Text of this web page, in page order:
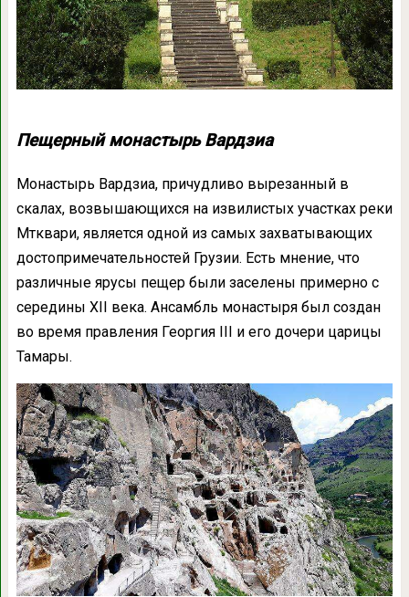
Пещерный монастырь Вардзиа
Монастырь Вардзиа, причудливо вырезанный в
скалах, возвышающихся на извилистых участках реки
Мтквари, является одной из самых захватывающих
достопримечательностей Грузии. Есть мнение, что
различные ярусы пещер были заселены примерно с
середины XII века. Ансамбль монастыря был создан
во время правления Георгия III и его дочери царицы
Тамары.